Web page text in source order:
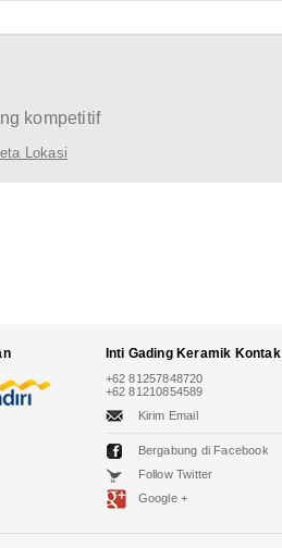
kompetitif
Lokasi
Inti Gading Keramik Kontak
+62 81257848720
+62 81210854589
Kirim Email
Bergabung di Facebook
Follow Twitter
Google +